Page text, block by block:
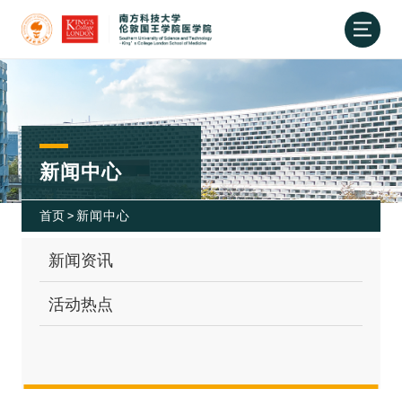
新闻中心
首页 > 新闻中心
新闻资讯
活动热点